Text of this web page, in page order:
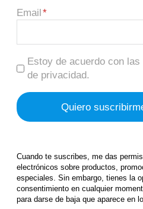
Email
Estoy de acuerdo con
de privacidad.
Cuando te suscribes, me das
electrónicos sobre productos,
especiales. Sin embargo, tienes la
consentimiento en cualquier
para darse de baja que aparece en